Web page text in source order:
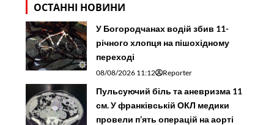
ОСТАННІ НОВИНИ
У Богородчанах водій збив 11-
річного хлопця на пішохідному
переході
08/08/2026 11:12 Reporter
Пульсуючий біль та аневризма 11
см. У франківській ОКЛ медики
провели п’ять операцій на аорті